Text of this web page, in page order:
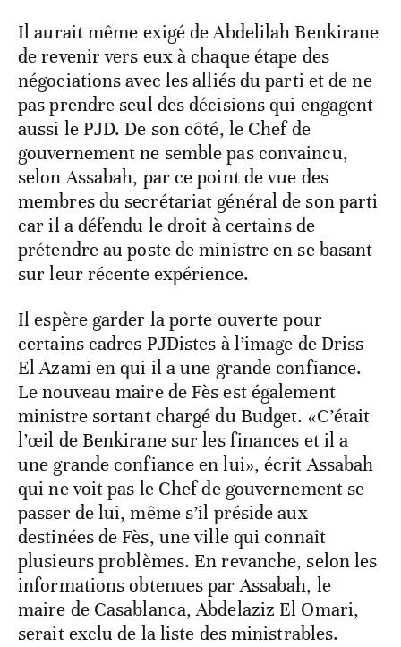
Il aurait même exigé de Abdelilah Benkirane
de revenir vers eux à chaque étape des
négociations avec les alliés du parti et de ne
pas prendre seul des décisions qui engagent
aussi le PJD. De son côté, le Chef de
gouvernement ne semble pas convaincu,
selon Assabah, par ce point de vue des
membres du secrétariat général de son parti
car il a défendu le droit à certains de
prétendre au poste de ministre en se basant
sur leur récente expérience.
Il espère garder la porte ouverte pour
certains cadres PJDistes à l’image de Driss
El Azami en qui il a une grande confiance.
Le nouveau maire de Fès est également
ministre sortant chargé du Budget. «C’était
l’œil de Benkirane sur les finances et il a
une grande confiance en lui», écrit Assabah
qui ne voit pas le Chef de gouvernement se
passer de lui, même s’il préside aux
destinées de Fès, une ville qui connaît
plusieurs problèmes. En revanche, selon les
informations obtenues par Assabah, le
maire de Casablanca, Abdelaziz El Omari,
serait exclu de la liste des ministrables.